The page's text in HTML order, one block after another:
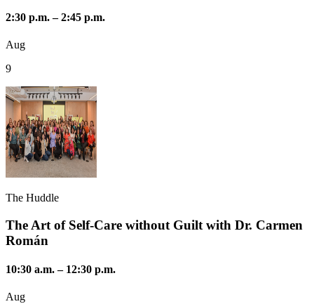
2:30 p.m.–2:45 p.m.
Aug
9
The Huddle
The Art of Self-Care without Guilt with Dr. Carmen
Román
10:30 a.m.– 12:30 p.m.
Aug